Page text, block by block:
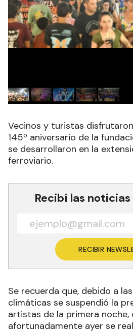
Vecinos y turistas
145º aniversario de la
se desarrollaron en la
ferroviario.
Recibí las
RECIBIR
Se recuerda que, debido a
climáticas se suspendió la
artistas de la primera noche,
afortunadamente ayer se